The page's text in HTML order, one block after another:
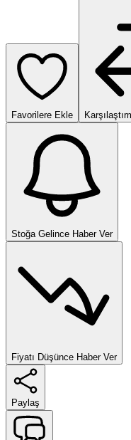
Favorilere Ekle
Stoğa Gelince Haber Ver
Fiyatı Düşünce Haber Ver
Paylaş